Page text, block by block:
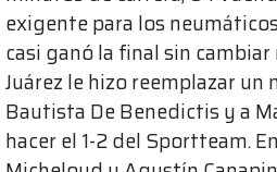
exigente para los
casi ganó la final sin
Juárez le hizo reemplazar un
Bautista De Benedictis y a
hacer el 1-2 del Sportteam.